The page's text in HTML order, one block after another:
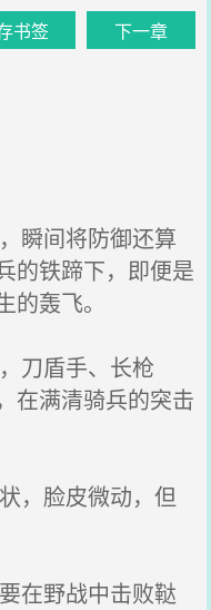
书签 下一章
瞬间将防御还算
的铁蹄下，即便是
轰飞。
刀盾手、长枪
在满清骑兵的突击
，脸皮微动，但
在野战中击败鞑